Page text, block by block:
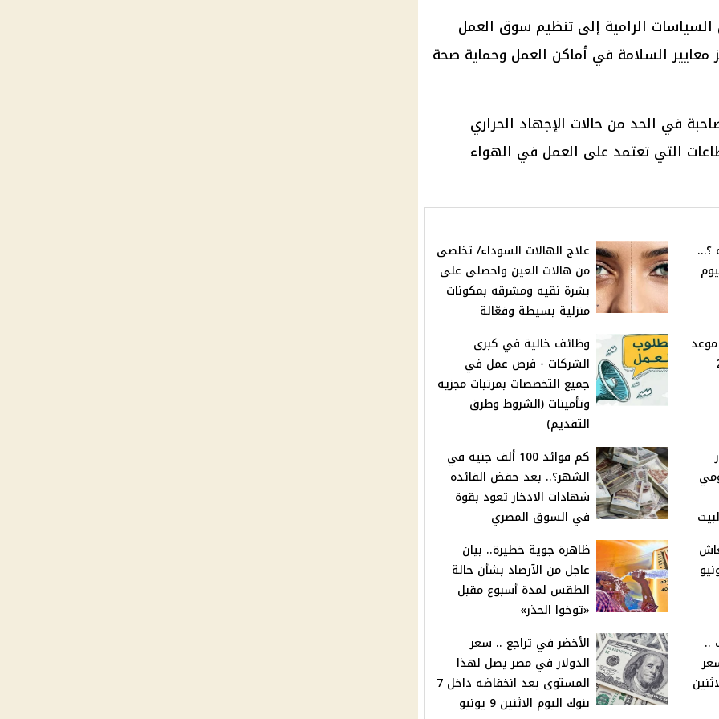
الرامية إلى تنظيم سوق العمل
السلامة في أماكن العمل وحماية صحة
في الحد من حالات الإجهاد الحراري
التي تعتمد على العمل في الهواء
؟…
علاج الهالات السوداء/ تخلصى
من هالات العين واحصلى على
بشرة نقيه ومشرقه بمكونات
منزلية بسيطة وفعّالة
15% .. موعد
وظائف خالية في كبرى
الشركات - فرص عمل في
جميع التخصصات بمرتبات مجزيه
وتأمينات (الشروط وطرق
التقديم)
كم فوائد 100 ألف جنيه في
الشهر؟.. بعد خفض الفائده
شهادات الادخار تعود بقوة
في السوق المصري
ظاهرة جوية خطيرة.. بيان
عاجل من الآرصاد بشأن حالة
الطقس لمدة أسبوع مقبل
«توخوا الحذر»
ألف ..
الأخضر في تراجع .. سعر
الدولار في مصر يصل لهذا
المستوى بعد انخفاضه داخل 7
بنوك اليوم الاثنين 9 يونيو